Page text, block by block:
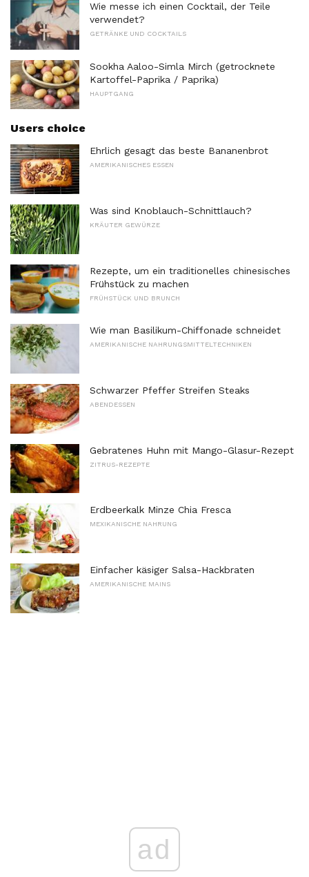
Wie messe ich einen Cocktail, der Teile
verwendet?
GETRÄNKE UND COCKTAILS
Sookha Aaloo-Simla Mirch (getrocknete
Kartoffel-Paprika / Paprika)
HAUPTGANG
Users choice
Ehrlich gesagt das beste Bananenbrot
AMERIKANISCHES ESSEN
Was sind Knoblauch-Schnittlauch?
KRÄUTER GEWÜRZE
Rezepte, um ein traditionelles chinesisches
Frühstück zu machen
FRÜHSTÜCK UND BRUNCH
Wie man Basilikum-Chiffonade schneidet
AMERIKANISCHE NAHRUNGSMITTELTECHNIKEN
Schwarzer Pfeffer Streifen Steaks
ABENDESSEN
Gebratenes Huhn mit Mango-Glasur-Rezept
ZITRUS-REZEPTE
Erdbeerkalk Minze Chia Fresca
MEXIKANISCHE NAHRUNG
Einfacher käsiger Salsa-Hackbraten
AMERIKANISCHE MAINS
ad